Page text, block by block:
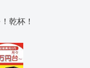
乾杯！